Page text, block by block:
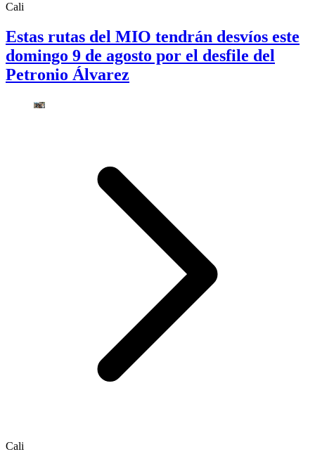
Cali
Estas rutas del MIO tendrán desvíos este
domingo 9 de agosto por el desfile del
Petronio Álvarez
Cali